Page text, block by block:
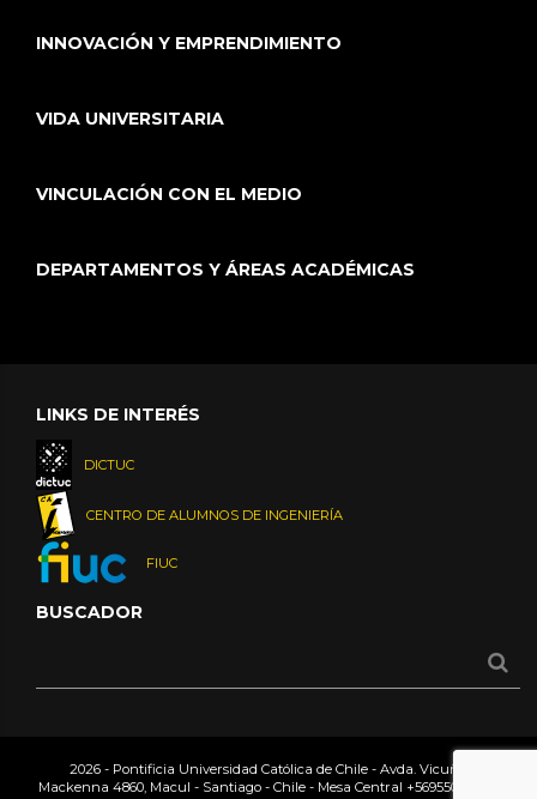
INNOVACIÓN Y EMPRENDIMIENTO
VIDA UNIVERSITARIA
VINCULACIÓN CON EL MEDIO
DEPARTAMENTOS Y ÁREAS ACADÉMICAS
LINKS DE INTERÉS
DICTUC
CENTRO DE ALUMNOS DE INGENIERÍA
FIUC
BUSCADOR
2026 - Pontificia Universidad Católica de Chile - Avda. Vicuña
Mackenna 4860, Macul - Santiago - Chile - Mesa Central +56955042000